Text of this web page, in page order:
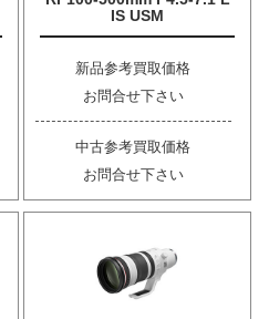
IS USM
新品参考買取価格
お問合せ下さい
中古参考買取価格
お問合せ下さい